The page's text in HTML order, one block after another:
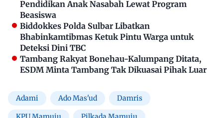
Pendidikan Anak Nasabah Lewat Program
Beasiswa
Biddokkes Polda Sulbar Libatkan
Bhabinkamtibmas Ketuk Pintu Warga untuk
Deteksi Dini TBC
Tambang Rakyat Bonehau-Kalumpang Ditata,
ESDM Minta Tambang Tak Dikuasai Pihak Luar
Adami Ado Mas'ud Damris